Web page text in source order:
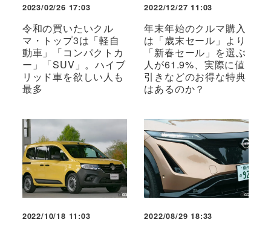
2023/02/26 17:03
令和の買いたいクル
マ・トップ3は「軽自
動車」「コンパクトカ
ー」「SUV」。ハイブ
リッド車を欲しい人も
最多
2022/12/27 11:03
年末年始のクルマ購入
は「歳末セール」より
「新春セール」を選ぶ
人が61.9%、実際に値
引きなどのお得な特典
はあるのか？
2022/10/18 11:03 2022/08/29 18:33